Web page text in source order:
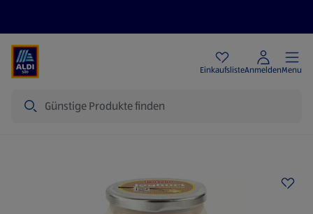
EinkaufslisteAnmeldenMenu